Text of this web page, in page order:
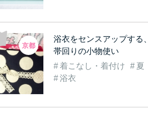
浴衣をセンスアップする、
帯回りの小物使い
着こなし・着付け
夏
浴衣
京都